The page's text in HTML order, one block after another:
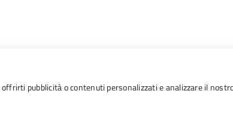
pubblicità o contenuti personalizzati e analizzare il
2026 Ecopack S.p.A. | via della Masolina 24 | 10040 Piobesi Torinese |